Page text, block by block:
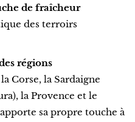
de fraîcheur
des terroirs
régions
Corse, la Sardaigne
la Provence et le
sa propre touche à